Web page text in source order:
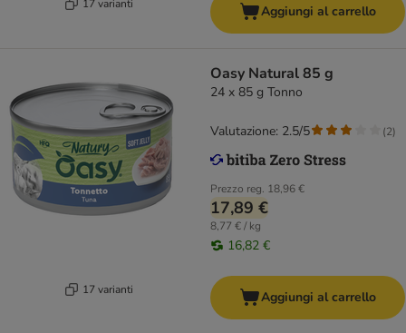
17 varianti Aggiungi al carrello
17 varianti
Oasy Natural 85 g
24 x 85 g Tonno
Prezzo reg. 18,96 €
17,89 €
8,77 € / kg
16,82 €
Valutazione: 2.5/5 (2)
Aggiungi al carrello